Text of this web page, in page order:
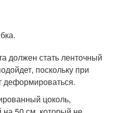
должен стать ленточный
поскольку при
деформироваться.
цоколь,